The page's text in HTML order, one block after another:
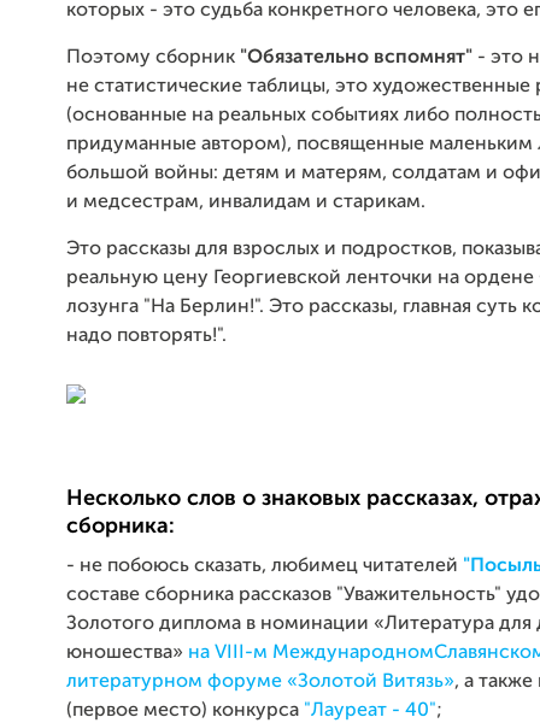
которых - это судьба конкретного человека, это
Поэтому сборник "Обязательно вспомнят" - это
не статистические таблицы, это художественные
(основанные на реальных событиях либо
придуманные автором), посвященные
большой войны: детям и матерям, солдатам и
и медсестрам, инвалидам и старикам.
Это рассказы для взрослых и подростков,
реальную цену Георгиевской ленточки на ордене
лозунга "На Берлин!". Это рассказы, главная суть
надо повторять!".
Несколько слов о знаковых рассказах,
сборника:
- не побоюсь сказать, любимец читателей
составе сборника рассказов "Уважительность"
Золотого диплома в номинации «Литература для
юношества» на VIII-м
литературном форуме «Золотой Витязь», а
(первое место) конкурса "Лауреат - 40";